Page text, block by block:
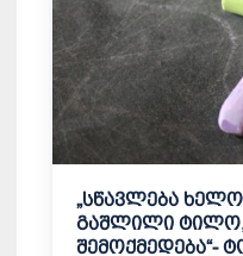
„სწავლება
გაშლილი ტილო,
შემოქმედება“-